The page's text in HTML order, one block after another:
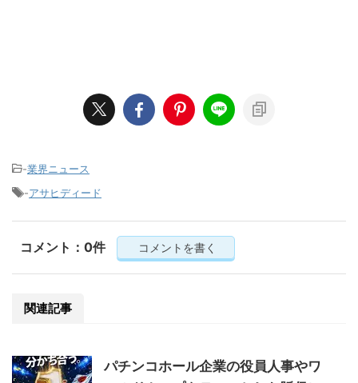
-業界ニュース
-アサヒディード
コメント：0件 コメントを書く
関連記事
パチンコホール企業の役員人事やワ